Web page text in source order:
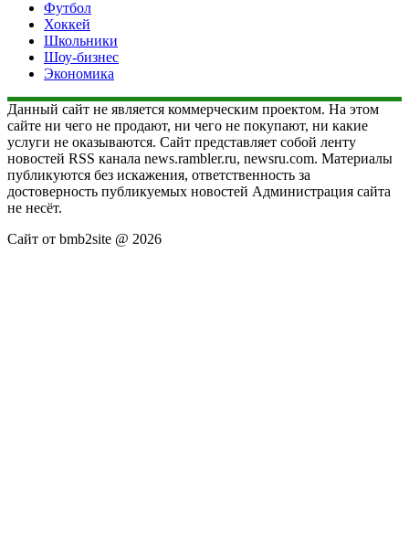
Футбол
Хоккей
Школьники
Шоу-бизнес
Экономика
Данный сайт не является коммерческим проектом. На этом
сайте ни чего не продают, ни чего не покупают, ни какие
услуги не оказываются. Сайт представляет собой ленту
новостей RSS канала news.rambler.ru, newsru.com. Материалы
публикуются без искажения, ответственность за
достоверность публикуемых новостей Администрация сайта
не несёт.
Сайт от bmb2site @ 2026